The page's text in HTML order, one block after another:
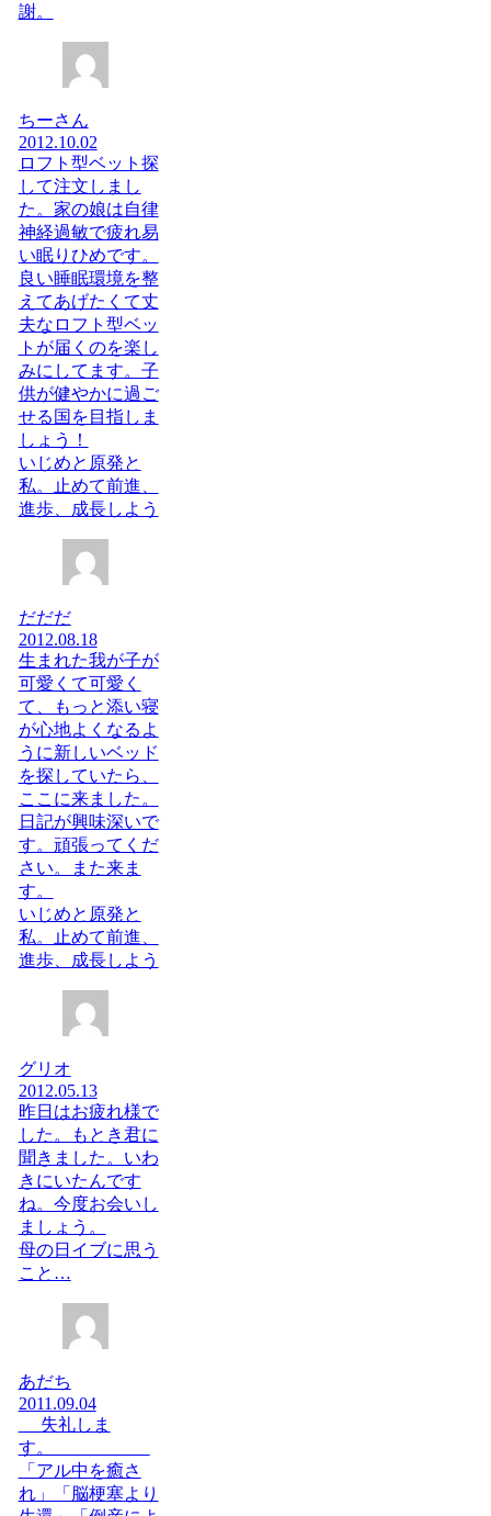
謝。
ちーさん
2012.10.02
ロフト型ベット探
して注文しまし
た。家の娘は自律
神経過敏で疲れ易
い眠りひめです。
良い睡眠環境を整
えてあげたくて丈
夫なロフト型ベッ
トが届くのを楽し
みにしてます。子
供が健やかに過ご
せる国を目指しま
しょう！
いじめと原発と
私。止めて前進、
進歩、成長しよう
だだだ
2012.08.18
生まれた我が子が
可愛くて可愛く
て、もっと添い寝
が心地よくなるよ
うに新しいベッド
を探していたら、
ここに来ました。
日記が興味深いで
す。頑張ってくだ
さい。また来ま
す。
いじめと原発と
私。止めて前進、
進歩、成長しよう
グリオ
2012.05.13
昨日はお疲れ様で
した。もとき君に
聞きました。いわ
きにいたんです
ね。今度お会いし
ましょう。
母の日イブに思う
こと…
あだち
2011.09.04
失礼しま
す。
「アル中を癒さ
れ」「脳梗塞より